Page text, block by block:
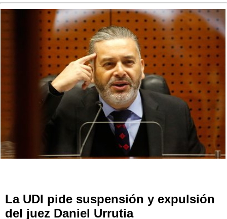
La UDI pide suspensión y expulsión
del juez Daniel Urrutia